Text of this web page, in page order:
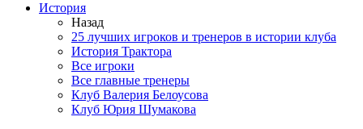
История
Назад
25 лучших игроков и тренеров в истории клуба
История Трактора
Все игроки
Все главные тренеры
Клуб Валерия Белоусова
Клуб Юрия Шумакова